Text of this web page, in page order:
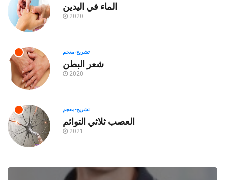
الماء في اليدين
2020
تشريح-معجم
شعر البطن
2020
تشريح-معجم
العصب ثلاثي التوائم
2021